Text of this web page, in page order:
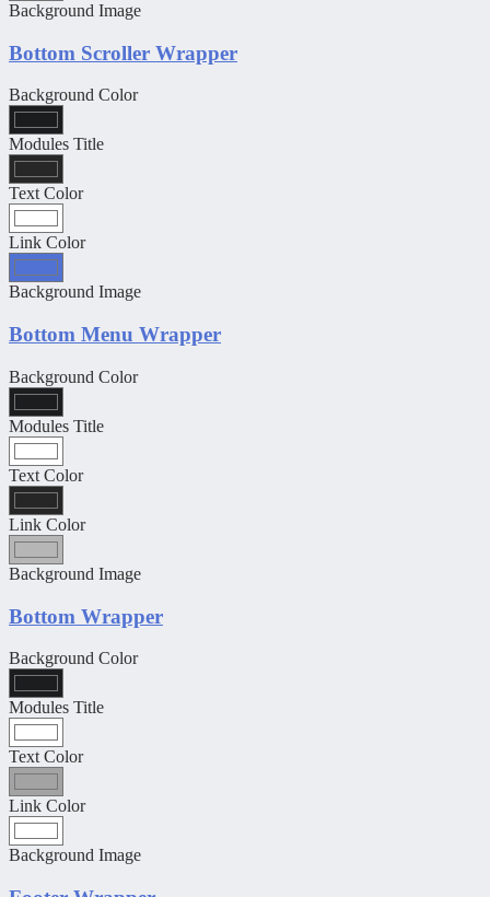
Background Image
Bottom Scroller Wrapper
Background Color
Modules Title
Text Color
Link Color
Background Image
Bottom Menu Wrapper
Background Color
Modules Title
Text Color
Link Color
Background Image
Bottom Wrapper
Background Color
Modules Title
Text Color
Link Color
Background Image